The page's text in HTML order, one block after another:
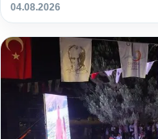
04.08.2026